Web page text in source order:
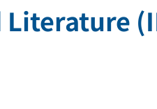
Literature